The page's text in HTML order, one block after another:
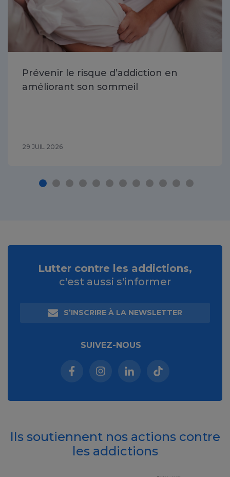
Prévenir le risque d’addiction en
améliorant son sommeil
29 JUIL 2026
Lutter contre les addictions,
c'est aussi s'informer
S’INSCRIRE À LA NEWSLETTER
SUIVEZ-NOUS
Facebook (nouvelle fenêtre)
Instagram (nouvelle fenêtre)
Linkedin (nouvelle
Tiktok (nouvelle
Ils soutiennent nos actions contre
les addictions